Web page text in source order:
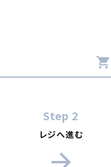
shopping_cart
Step 2
レジへ進む